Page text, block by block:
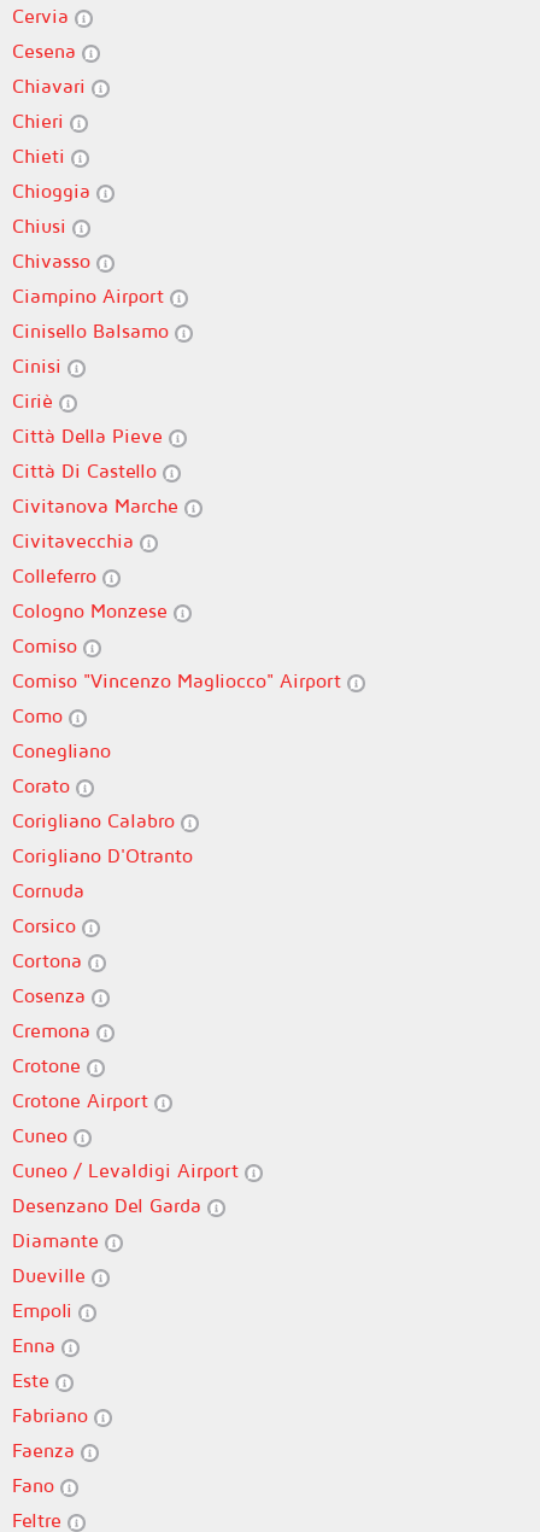
Cervia
Cesena
Chiavari
Chieri
Chieti
Chioggia
Chiusi
Chivasso
Ciampino Airport
Cinisello Balsamo
Cinisi
Ciriè
Città Della Pieve
Città Di Castello
Civitanova Marche
Civitavecchia
Colleferro
Cologno Monzese
Comiso
Comiso "Vincenzo Magliocco" Airport
Como
Conegliano
Corato
Corigliano Calabro
Corigliano D'Otranto
Cornuda
Corsico
Cortona
Cosenza
Cremona
Crotone
Crotone Airport
Cuneo
Cuneo / Levaldigi Airport
Desenzano Del Garda
Diamante
Dueville
Empoli
Enna
Este
Fabriano
Faenza
Fano
Feltre